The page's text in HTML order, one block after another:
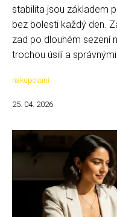
stabilita jsou základem
bez bolesti každý den.
zad po dlouhém sezení
trochou úsilí a
nakupování
25. 04. 2026